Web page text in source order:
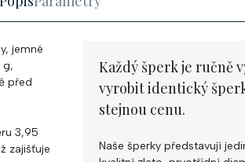
jemné
g,
před
3,95
zajišťuje
Každý šperk je ručně
vyrobit identický
stejnou cenu.
Naše šperky představují